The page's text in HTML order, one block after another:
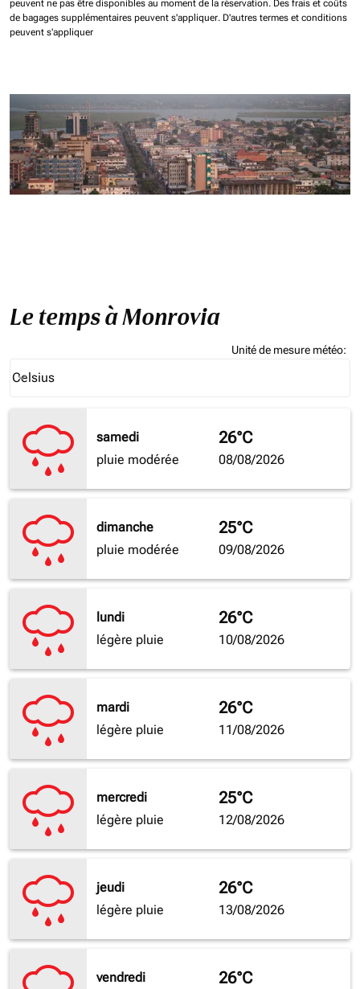
peuvent ne pas être disponibles au moment de la réservation. Des frais et coûts
de bagages supplémentaires peuvent s'appliquer. D'autres termes et conditions
peuvent s'appliquer
Le temps à Monrovia
Unité de mesure météo:
Celsius
keyboard_arrow_down
samedi
pluie modérée
26°C
08/08/2026
dimanche
pluie modérée
25°C
09/08/2026
lundi
légère pluie
26°C
10/08/2026
mardi
légère pluie
26°C
11/08/2026
mercredi
légère pluie
25°C
12/08/2026
jeudi
légère pluie
26°C
13/08/2026
vendredi
26°C